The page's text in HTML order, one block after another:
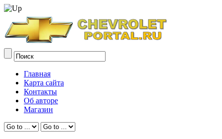
Главная
Карта сайта
Контакты
Об авторе
Магазин